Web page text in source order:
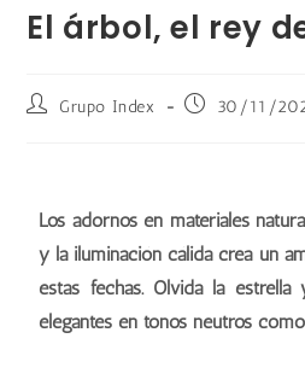
El árbol, el rey
Grupo Index 30/11/
Los adornos en materiales
y la iluminación cálida crea un
estas fechas. Olvida la
elegantes en tonos neutros